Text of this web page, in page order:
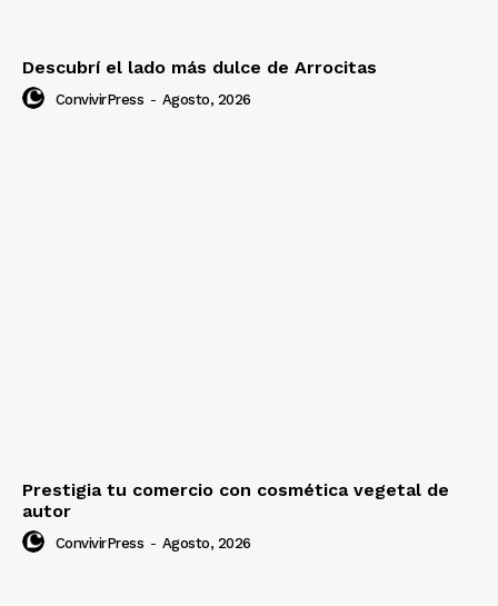
Descubrí el lado más dulce de Arrocitas
ConvivirPress - Agosto, 2026
Prestigia tu comercio con cosmética vegetal de
autor
ConvivirPress - Agosto, 2026